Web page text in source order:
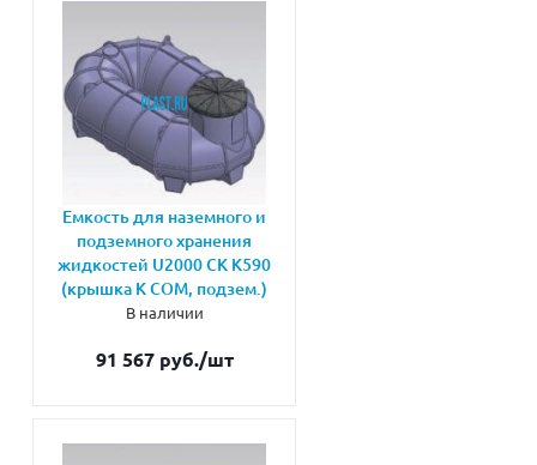
Емкость для наземного и
подземного хранения
жидкостей U2000 CK К590
(крышка К СОМ, подзем.)
В наличии
91 567 руб./шт